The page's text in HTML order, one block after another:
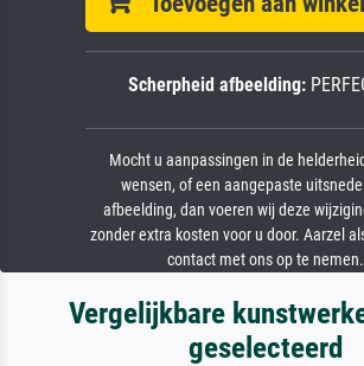
Scherpheid afbeelding:
Mocht u aanpassingen in de
wensen, of een aangepaste
afbeelding, dan voeren wij deze
zonder extra kosten voor u door. Aarzel
contact met ons op te nemen.
Vergelijkbare
geselecteerd